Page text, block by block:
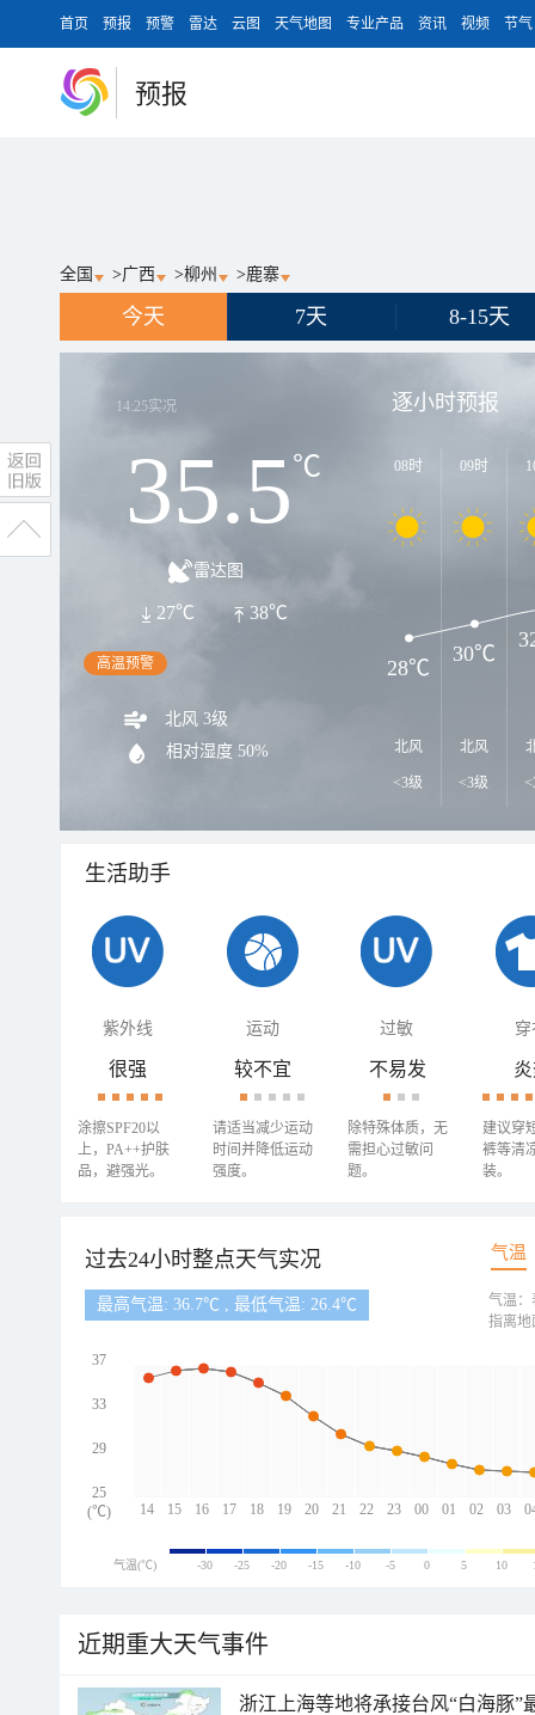
首页 预报 预警 雷达 云图 天气地图 专业产品 资讯 视频 节气
预报
全国 >广西 >柳州 >鹿寨
今天 7天 8-15天
14:25实况
35.5℃
雷达图
38℃
27℃
高温预警
北风 3级
相对湿度 50%
逐小时预报
08时
北风
<3级
09时
北风
<3级
28℃
30℃
生活助手
紫外线 运动 过敏 穿
很强
涂擦SPF20以
上，PA++护肤
品，避强光。
较不宜
请适当减少运动
时间并降低运动
强度。
不易发
除特殊体质，无
需担心过敏问
题。
建议穿
裤等清
装。
过去24小时整点天气实况 气温
最高气温: 36.7℃ , 最低气温: 26.4℃
14 15 16 17 18 19 20 21 22 23 00 01 02 03
37
33
29
25
(℃)
气温：
指离地
气温(℃) -30 -25 -20 -15 -10 -5 0 5 10
近期重大天气事件
浙江上海等地将承接台风“白海豚”